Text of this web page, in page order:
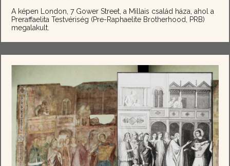
A képen London, 7 Gower Street, a Millais család háza, ahol a
Preraffaelita Testvériség (Pre-Raphaelite Brotherhood, PRB)
megalakult.